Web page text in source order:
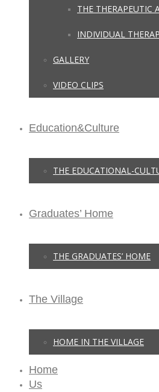
THE THERAPEUTIC
INDIVIDUAL
GALLERY
VIDEO CLIPS
Education&Culture
THE EDUCATIONAL-
Graduates’ Home
THE GRADUATES’ HOME
The Village
HOME IN THE VILLAGE
Home
Us